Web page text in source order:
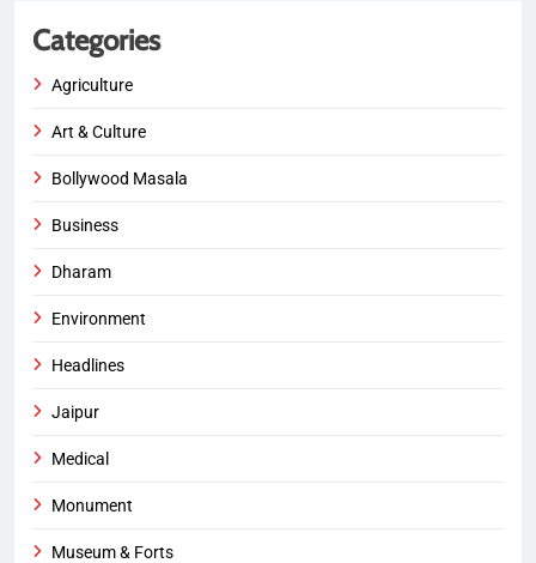
Categories
Agriculture
Art & Culture
Bollywood Masala
Business
Dharam
Environment
Headlines
Jaipur
Medical
Monument
Museum & Forts